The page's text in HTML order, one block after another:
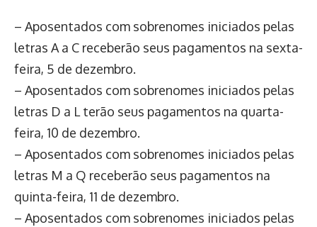
– Aposentados com sobrenomes iniciados pelas
letras A a C receberão seus pagamentos na sexta-
feira, 5 de dezembro.
– Aposentados com sobrenomes iniciados pelas
letras D a L terão seus pagamentos na quarta-
feira, 10 de dezembro.
– Aposentados com sobrenomes iniciados pelas
letras M a Q receberão seus pagamentos na
quinta-feira, 11 de dezembro.
– Aposentados com sobrenomes iniciados pelas